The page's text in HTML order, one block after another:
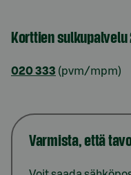
Korttien sulkupalvelu
020 333 (pvm/mpm)
Varmista, että